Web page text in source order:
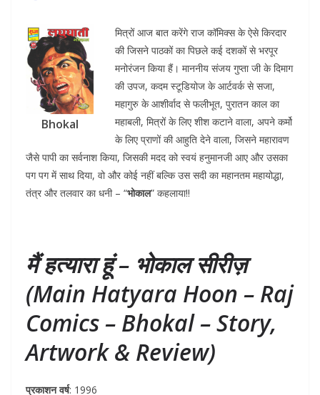
b
o
o
k
er e
st
e
dI
n
s
A
p
p
di
t
y
Li
n
k
e
Bhokal
मित्रों आज बात करेंगे राज कॉमिक्स के ऐसे किरदार
की जिसने पाठकों का पिछले कई दशकों से भरपूर
मनोरंजन किया हैं। माननीय संजय गुप्ता जी के दिमाग
की उपज, कदम स्टूडियोज के आर्टवर्क से सजा,
महागुरु के आशीर्वाद से फलीभूत, पुरातन काल का
महाबली, मित्रों के लिए शीश कटाने वाला, अपने कर्मो
के लिए प्राणों की आहुति देने वाला, जिसने महारावण
जैसे पापी का सर्वनाश किया, जिसकी मदद को स्वयं हनुमानजी आए और उसका
पग पग में साथ दिया, वो और कोई नहीं बल्कि उस सदी का महानतम महायोद्धा,
तंत्र और तलवार का धनी – “भोकाल” कहलाया!!
मैं हत्यारा हूं – भोकाल सीरीज़
(Main Hatyara Hoon – Raj
Comics – Bhokal – Story,
Artwork & Review)
प्रकाशन वर्ष: 1996